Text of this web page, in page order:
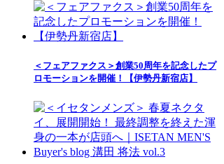
＜フェアファクス＞創業50周年を記念したプ
ロモーションを開催！【伊勢丹新宿店】